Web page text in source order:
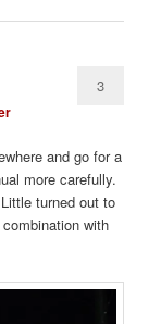
3
and go for a
more carefully.
turned out to
with